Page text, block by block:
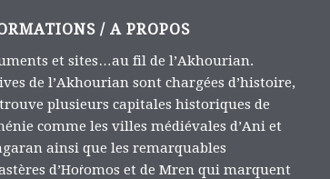
/ A PROPOS
et sites…au fil de l’Akhourian.
de l’Akhourian sont chargées d’histoire,
plusieurs capitales historiques de
comme les villes médiévales d’Ani et
ainsi que les remarquables
d’Hoṙomos et de Mren qui marquent